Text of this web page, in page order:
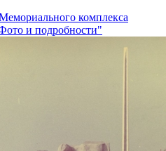
комплекса
и подробности"